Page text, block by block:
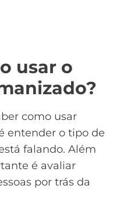
usar o
como usar
entender o tipo de
falando. Além
é avaliar
por trás da